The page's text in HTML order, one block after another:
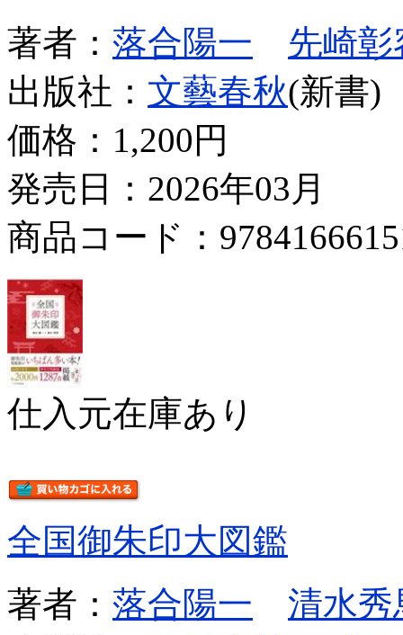
著者： 落合陽一
先崎彰
出版社： 文藝春秋(新書)
価格： 1,200円
発売日：2026年03月
商品コード：
仕入元在庫あり
全国御朱印大図鑑
著者： 落合陽一
清水秀